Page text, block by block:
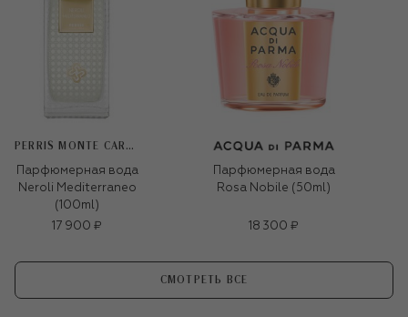
PERRIS MONTE CARLO
Парфюмерная вода
Neroli Mediterraneo
(100ml)
17 900 ₽
Парфюмерная вода
Rosa Nobile (50ml)
18 300 ₽
СМОТРЕТЬ ВСЕ